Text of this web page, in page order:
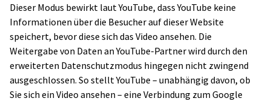
Dieser Modus bewirkt laut YouTube, dass YouTube keine
Informationen über die Besucher auf dieser Website
speichert, bevor diese sich das Video ansehen. Die
Weitergabe von Daten an YouTube-Partner wird durch den
erweiterten Datenschutzmodus hingegen nicht zwingend
ausgeschlossen. So stellt YouTube – unabhängig davon, ob
Sie sich ein Video ansehen – eine Verbindung zum Google